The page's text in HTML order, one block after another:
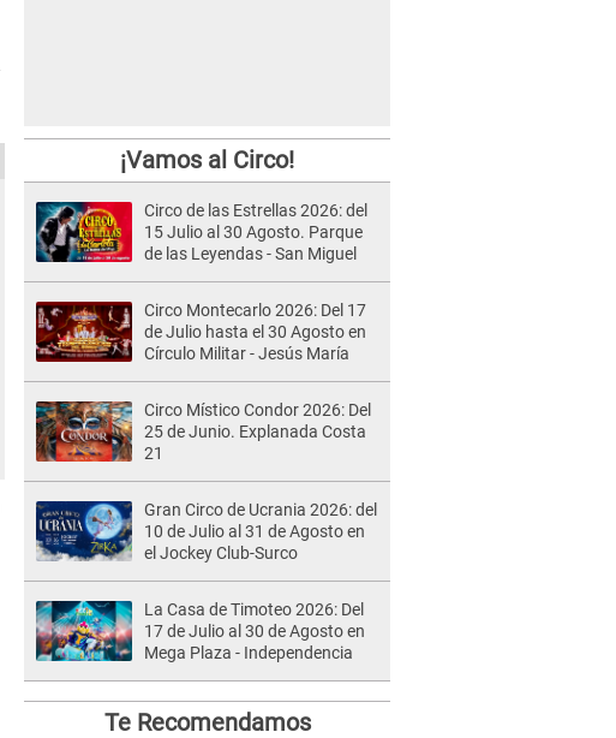
¡Vamos al Circo!
Circo de las Estrellas 2026: del
15 Julio al 30 Agosto. Parque
de las Leyendas - San Miguel
Circo Montecarlo 2026: Del 17
de Julio hasta el 30 Agosto en
Círculo Militar - Jesús María
Circo Místico Condor 2026: Del
25 de Junio. Explanada Costa
21
Gran Circo de Ucrania 2026: del
10 de Julio al 31 de Agosto en
el Jockey Club-Surco
La Casa de Timoteo 2026: Del
17 de Julio al 30 de Agosto en
Mega Plaza - Independencia
Te Recomendamos